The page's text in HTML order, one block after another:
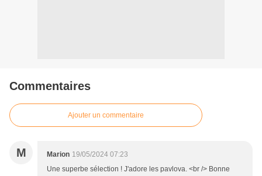
Commentaires
Ajouter un commentaire
M Marion 19/05/2024 07:23
Une superbe sélection ! J'adore les pavlova. <br /> Bonne